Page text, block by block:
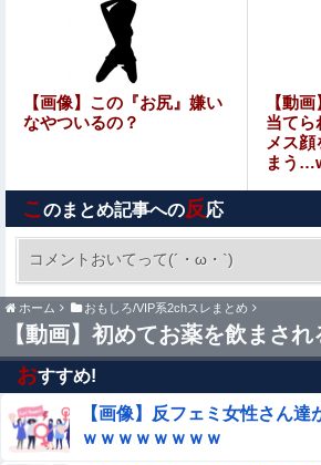
【画像】ワンピース最新話のルフィさ
なさ過ぎて炎上ｗｗｗｗ
【仰天】 石破茂さん、自民若手に舐
てを失うｗｗｗｗｗ」
【画像】 X民「職場のお姉さんが口か
結局ケンカで剣道に勝てるスポーツ
【動画】黒人WNBA選手、白人
妨害のためジャンピング・ネッ
ロップして退場処分→ロッカー
特権」と投稿...
【艦これ】この間13年 長かったの
まんさん「女性の膣は男性器を挿入す
ん」
【画像】この『お尻』嫌い
なやついるの？
【動
当てら
メス
まう
こ のまとめ記事への反応
コメントおいてって(´・ω・`)
ホーム おもしろ/VIP系2chスレまとめ
【動画】初めてお薬を飲まさ
おすすめ!
【画像】反フェミ女性さん達
ｗｗｗｗｗｗｗｗ